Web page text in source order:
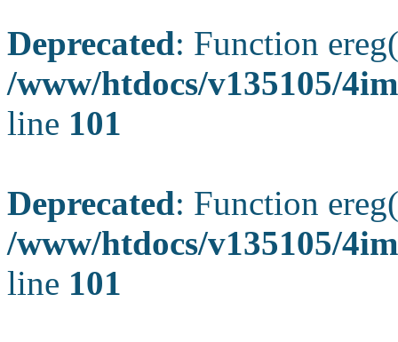
Deprecated: Function
/www/htdocs/v135105/
line 101
Deprecated: Function
/www/htdocs/v135105/
line 101